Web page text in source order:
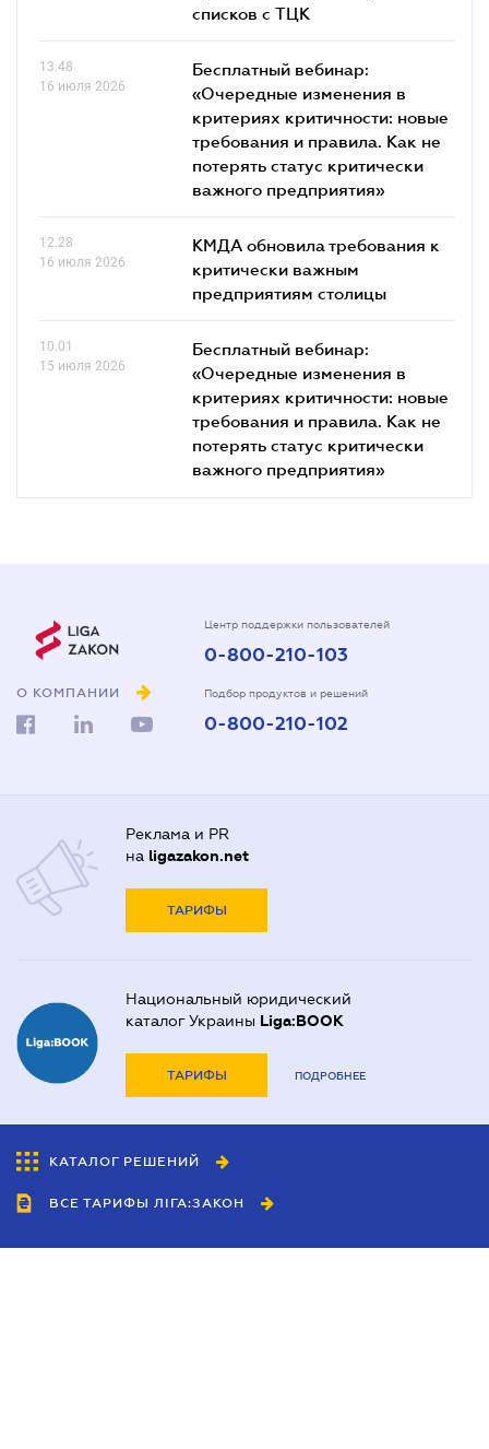
списков c ТЦК
13.48
16 июля 2026
Бесплатный вебинар:
«Очередные изменения в
критериях критичности: новые
требования и правила. Как не
потерять статус критически
важного предприятия»
12.28
16 июля 2026
КМДА обновила требования к
критически важным
предприятиям столицы
10.01
15 июля 2026
Бесплатный вебинар:
«Очередные изменения в
критериях критичности: новые
требования и правила. Как не
потерять статус критически
важного предприятия»
О КОМПАНИИ
Центр поддержки пользователей
0-800-210-103
Подбор продуктов и решений
0-800-210-102
Реклама и PR
на ligazakon.net
ТАРИФЫ
Национальный юридический
каталог Украины Liga:BOOK
ТАРИФЫ ПОДРОБНЕЕ
КАТАЛОГ РЕШЕНИЙ
ВСЕ ТАРИФЫ ЛІГА:ЗАКОН